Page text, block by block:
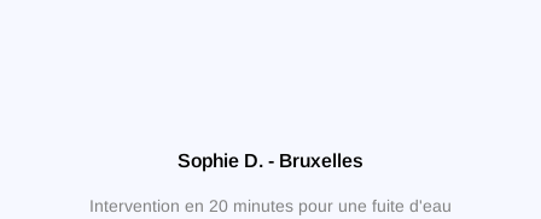
Sophie D. - Bruxelles
Intervention en 20 minutes pour une fuite d'eau